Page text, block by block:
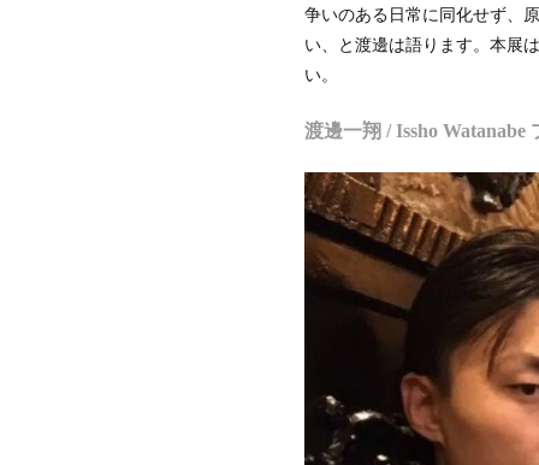
争いのある日常に同化せず、
い、と渡邊は語ります。本展
い。
渡邊一翔 / Issho Watanabe